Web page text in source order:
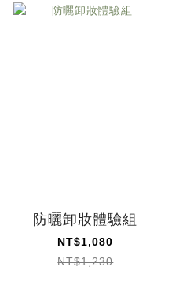
防曬卸妝體驗組
NT$1,080
NT$1,230